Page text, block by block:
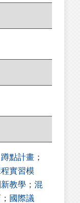
蹲點計畫 ；
實習模
教學 ； 混
； 國際議